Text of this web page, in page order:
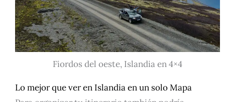
Fiordos del oeste, Islandia en 4×4
Lo mejor que ver en Islandia en un solo Mapa